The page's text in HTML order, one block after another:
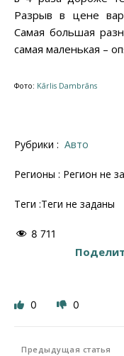
Разрыв в цене
Самая большая
самая маленькая –
Фото: Kārlis Dambrāns
Рубрики : Авто
Регионы : Регион не
Теги :Теги не заданы
8 711
0 0
Предыдущая статья